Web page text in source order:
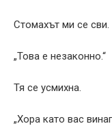
Стомахът ми се сви.
„Това е незаконно.“
Тя се усмихна.
„Хора като вас